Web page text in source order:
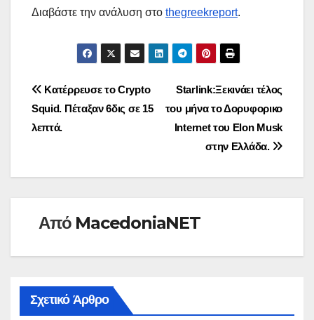
Διαβάστε την ανάλυση στο thegreekreport.
Πλοήγηση
άρθρων
Starlink:Ξεκινάει τέλος
του μήνα το Δορυφορικο
Internet του Elon Musk
στην Ελλάδα.
Κατέρρευσε το Crypto
Squid. Πέταξαν 6δις σε 15
λεπτά.
Από MacedoniaNET
Σχετικό Άρθρο